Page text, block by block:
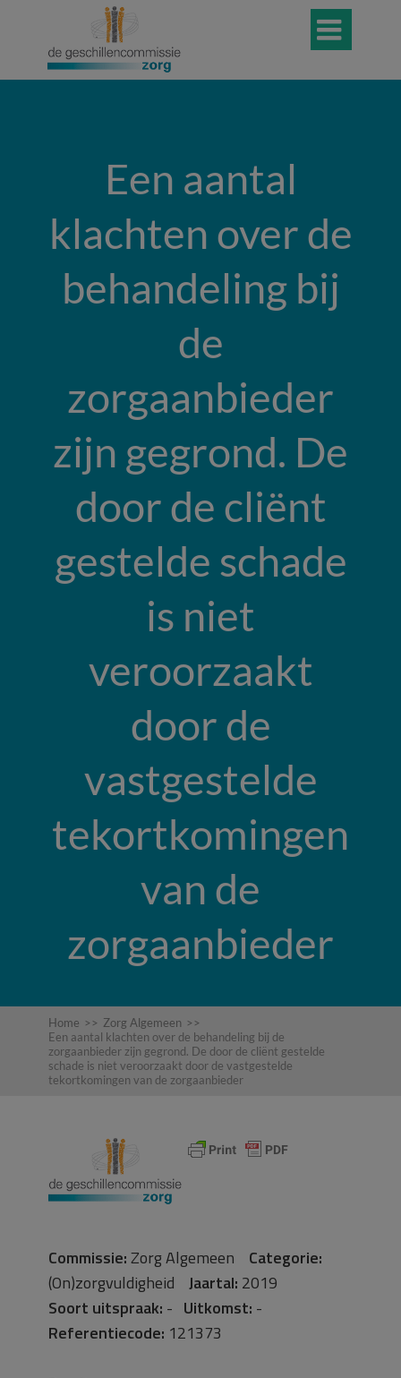

Een aantal
klachten over de
behandeling bij
de
zorgaanbieder
zijn gegrond. De
door de cliënt
gestelde schade
is niet
veroorzaakt
door de
vastgestelde
tekortkomingen
van de
zorgaanbieder
Home >> Zorg Algemeen >>
Een aantal klachten over de behandeling bij de
zorgaanbieder zijn gegrond. De door de cliënt gestelde
schade is niet veroorzaakt door de vastgestelde
tekortkomingen van de zorgaanbieder
Commissie:Zorg Algemeen Categorie:
(On)zorgvuldigheid Jaartal: 2019
Soort uitspraak: - Uitkomst: -
Referentiecode: 121373